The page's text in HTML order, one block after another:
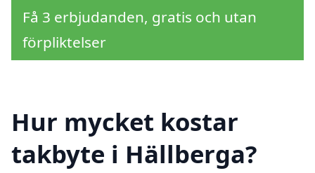
Få 3 erbjudanden, gratis och utan
förpliktelser
Hur mycket kostar
takbyte i Hällberga?